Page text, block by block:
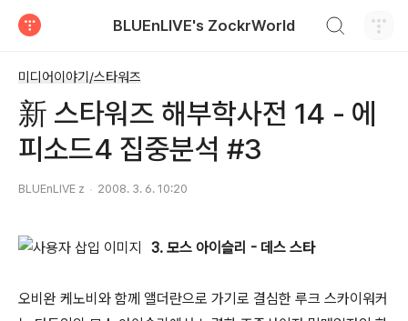
BLUEnLIVE's ZockrWorld
미디어이야기/스타워즈
新 스타워즈 해부학사전 14 - 에
피소드4 집중분석 #3
BLUEnLIVE z 2008. 3. 6. 10:20
3. 모스 아이슬리 - 데스 스타
오비완 케노비와 함께 앨더란으로 가기로 결심한 루크 스카이워커